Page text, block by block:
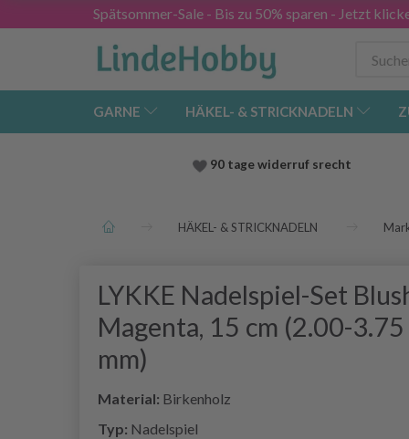
Spätsommer-Sale - Bis zu 50% sparen - Jetzt
GARNE HÄKEL- & STRICKNADELN
90 tage widerruf srecht
HÄKEL- & STRICKNADELN
LYKKE Nadelspiel-Set
Magenta, 15 cm (2.00-3.75
mm)
Material: Birkenholz
Typ: Nadelspiel